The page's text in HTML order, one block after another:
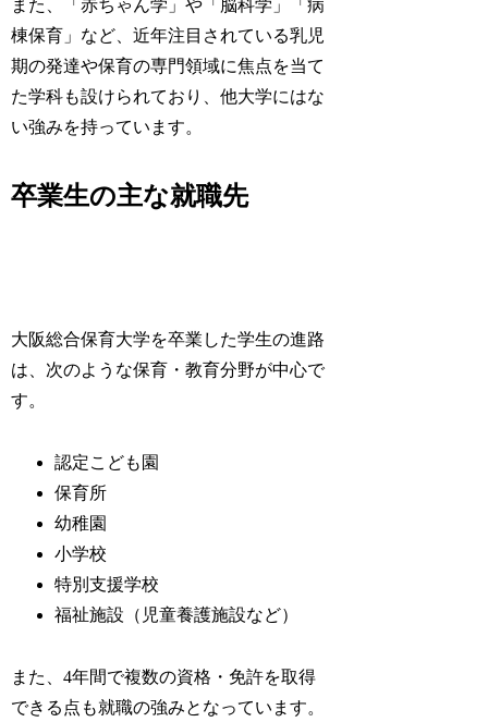
また、「赤ちゃん学」や「脳科学」「病
棟保育」など、近年注目されている乳児
期の発達や保育の専門領域に焦点を当て
た学科も設けられており、他大学にはな
い強みを持っています。
卒業生の主な就職先
大阪総合保育大学を卒業した学生の進路
は、次のような保育・教育分野が中心で
す。
認定こども園
保育所
幼稚園
小学校
特別支援学校
福祉施設（児童養護施設など）
また、4年間で複数の資格・免許を取得
できる点も就職の強みとなっています。